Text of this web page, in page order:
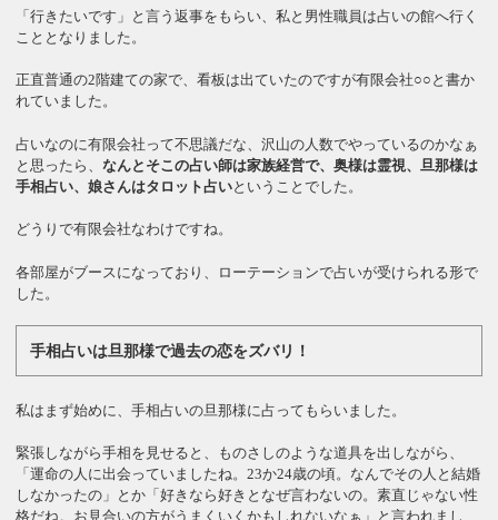
「行きたいです」と言う返事をもらい、私と男性職員は占いの館へ行く
こととなりました。
正直普通の2階建ての家で、看板は出ていたのですが有限会社○○と書か
れていました。
占いなのに有限会社って不思議だな、沢山の人数でやっているのかなぁ
と思ったら、なんとそこの占い師は家族経営で、奥様は霊視、旦那様は
手相占い、娘さんはタロット占いということでした。
どうりで有限会社なわけですね。
各部屋がブースになっており、ローテーションで占いが受けられる形で
した。
手相占いは旦那様で過去の恋をズバリ！
私はまず始めに、手相占いの旦那様に占ってもらいました。
緊張しながら手相を見せると、ものさしのような道具を出しながら、
「運命の人に出会っていましたね。23か24歳の頃。なんでその人と結婚
しなかったの」とか「好きなら好きとなぜ言わないの。素直じゃない性
格だね。お見合いの方がうまくいくかもしれないなぁ」と言われまし